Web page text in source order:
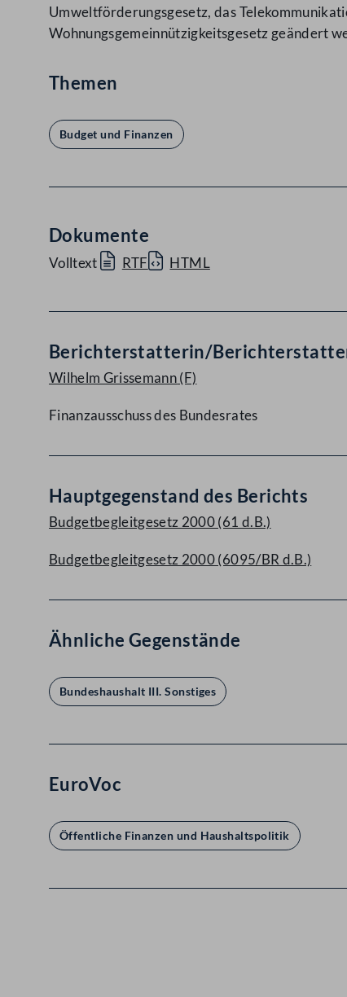
Umweltförderungsgesetz, das
Wohnungsgemeinnützigkeitsgesetz geändert
Themen
Budget und Finanzen
Dokumente
Volltext RTF HTML
Berichterstatterin/
Wilhelm Grissemann(F)
Finanzausschuss des Bundesrates
Hauptgegenstand des Berichts
Budgetbegleitgesetz 2000 (61 d.B.)
Budgetbegleitgesetz 2000 (6095/BR d.B.)
Ähnliche Gegenstände
Bundeshaushalt III. Sonstiges
EuroVoc
Öffentliche Finanzen und Haushaltspolitik